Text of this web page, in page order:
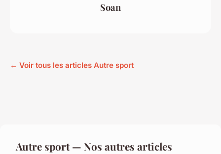
Soan
← Voir tous les articles Autre sport
Autre sport — Nos autres articles